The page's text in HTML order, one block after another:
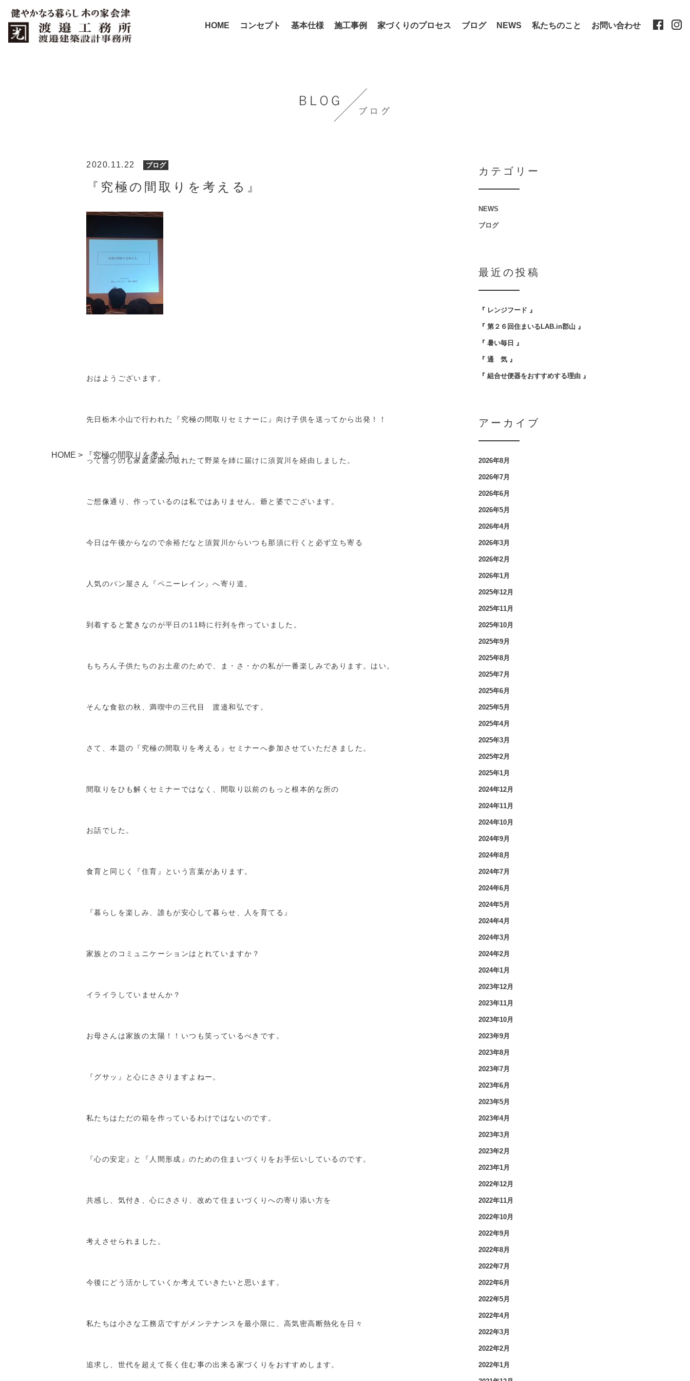
HOME コンセプト 基本仕様 施工事例 家づくりのプロセス ブログ NEWS 私たちのこと お問い合わせ
HOME > 『究極の間取りを考える』
2020.11.22 ブログ
『究極の間取りを考える』
おはようございます。
先日栃木小山で行われた『究極の間取りセミナーに』向け子供を送ってから出発！！
って言うのも家庭菜園の取れたて野菜を姉に届けに須賀川を経由しました。
ご想像通り、作っているのは私ではありません。爺と婆でございます。
今日は午後からなので余裕だなと須賀川からいつも那須に行くと必ず立ち寄る
人気のパン屋さん『ペニーレイン』へ寄り道。
到着すると驚きなのが平日の11時に行列を作っていました。
もちろん子供たちのお土産のためで、ま・さ・かの私が一番楽しみであります。はい。
そんな食欲の秋、満喫中の三代目 渡邉和弘です。
さて、本題の『究極の間取りを考える』セミナーへ参加させていただきました。
間取りをひも解くセミナーではなく、間取り以前のもっと根本的な所の
お話でした。
食育と同じく『住育』という言葉があります。
『暮らしを楽しみ、誰もが安心して暮らせ、人を育てる』
家族とのコミュニケーションはとれていますか？
イライラしていませんか？
お母さんは家族の太陽！！いつも笑っているべきです。
『グサッ』と心にささりますよねー。
私たちはただの箱を作っているわけではないのです。
『心の安定』と『人間形成』のための住まいづくりをお手伝いしているのです。
共感し、気付き、心にささり、改めて住まいづくりへの寄り添い方を
考えさせられました。
今後にどう活かしていくか考えていきたいと思います。
私たちは小さな工務店ですがメンテナンスを最小限に、高気密高断熱化を日々
追求し、世代を超えて長く住む事の出来る家づくりをおすすめします。
カテゴリー
NEWS
ブログ
最近の投稿
『 レンジフード 』
『 第２６回住まいるLAB.in郡山 』
『 暑い毎日 』
『 通 気 』
『 組合せ便器をおすすめする理由 』
アーカイブ
2026年8月
2026年7月
2026年6月
2026年5月
2026年4月
2026年3月
2026年2月
2026年1月
2025年12月
2025年11月
2025年10月
2025年9月
2025年8月
2025年7月
2025年6月
2025年5月
2025年4月
2025年3月
2025年2月
2025年1月
2024年12月
2024年11月
2024年10月
2024年9月
2024年8月
2024年7月
2024年6月
2024年5月
2024年4月
2024年3月
2024年2月
2024年1月
2023年12月
2023年11月
2023年10月
2023年9月
2023年8月
2023年7月
2023年6月
2023年5月
2023年4月
2023年3月
2023年2月
2023年1月
2022年12月
2022年11月
2022年10月
2022年9月
2022年8月
2022年7月
2022年6月
2022年5月
2022年4月
2022年3月
2022年2月
2022年1月